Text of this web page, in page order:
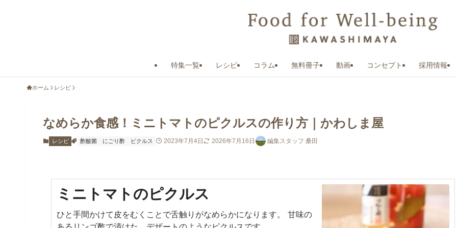
特集一覧 レシピ コラム 無料冊子 動画 コンセプト 採用情報
ホーム レシピ
なめらか食感！ミニトマトのピクルスの作り方｜かわしま屋
レシピ 酢酸菌 にごり酢 ピクルス 2023年7月4日 2026年7月16日 編集スタッフ 桑田
ミニトマトのピクルス
ひと手間かけて皮をむくことで舌触りがなめらかになります。 甘味の